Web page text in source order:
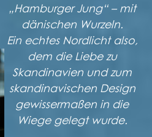
„Hamburger Jung“ – mit
dänischen Wurzeln.
Ein echtes Nordlicht also,
dem die Liebe zu
Skandinavien und zum
skandinavischen Design
gewissermaßen in die
Wiege gelegt wurde.